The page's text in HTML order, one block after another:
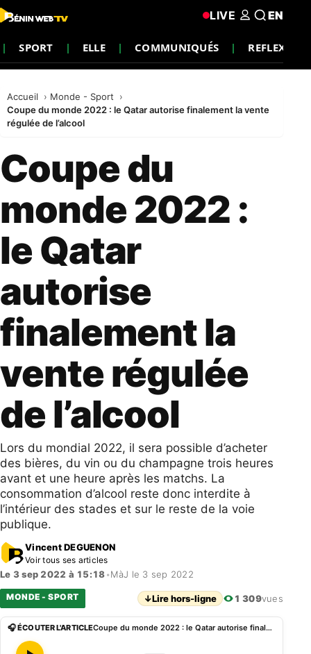
SPORT ELLE COMMUNIQUÉS REFLEXION
LIVE EN
Accueil
Monde - Sport
Coupe du monde 2022 : le Qatar autorise finalement la vente
régulée de l’alcool
Coupe du
monde 2022 :
le Qatar
autorise
finalement la
vente régulée
de l’alcool
Lors du mondial 2022, il sera possible d’acheter
des bières, du vin ou du champagne trois heures
avant et une heure après les matchs. La
consommation d’alcool reste donc interdite à
l’intérieur des stades et sur le reste de la voie
publique.
Vincent DEGUENON
Voir tous ses articles
Le 3 sep 2022 à 15:18•MàJ le 3 sep 2022
MONDE - SPORT ↓Lire hors-ligne 1 309vues
🎧 ÉCOUTER L'ARTICLE Coupe du monde 2022 : le Qatar autorise finalement la vente régulée de l’alcool